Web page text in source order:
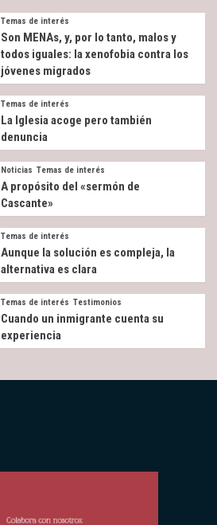
Temas de interés
Son MENAs, y, por lo tanto, malos y
todos iguales: la xenofobia contra los
jóvenes migrados
Temas de interés
La Iglesia acoge pero también
denuncia
Noticias Temas de interés
A propósito del «sermón de
Cascante»
Temas de interés
Aunque la solución es compleja, la
alternativa es clara
Temas de interés Testimonios
Cuando un inmigrante cuenta su
experiencia